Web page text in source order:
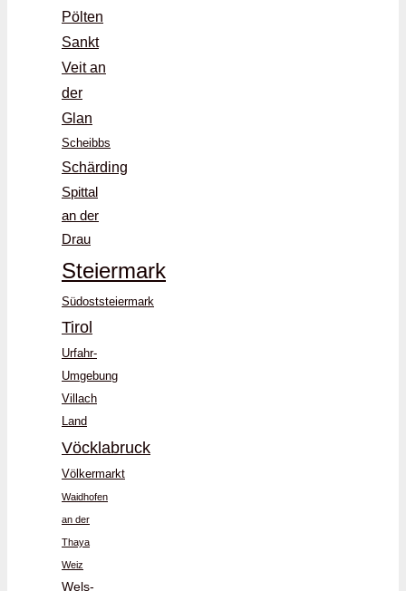
Pölten
Sankt
Veit an
der
Glan
Scheibbs
Schärding
Spittal
an der
Drau
Steiermark
Südoststeiermark
Tirol
Urfahr-
Umgebung
Villach
Land
Vöcklabruck
Völkermarkt
Waidhofen
an der
Thaya
Weiz
Wels-